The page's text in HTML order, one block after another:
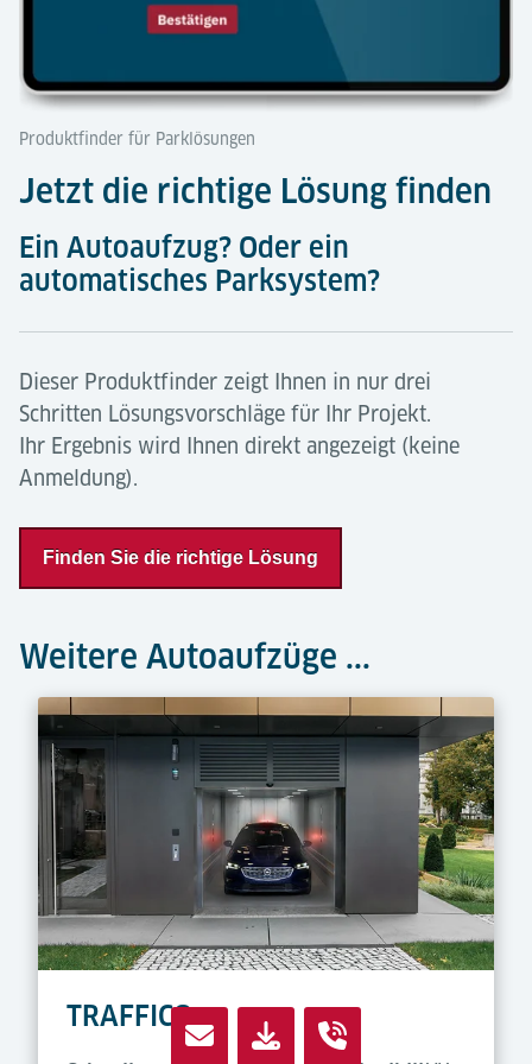
und des fehlenden Maschinenraums ist dieser
Autoaufzug einfach zu planen und platzsparend.
Gerade für die Schaffung von bis zu 20 Parkplätzen
Wegen seines fehlenden Maschinenraumes und der
geringen Tiefe der Grube lässt sich unser PEGASOS
Autoaufzug einfach planen und ist äußerst
platzsparend.
Produktfinder für Parklösungen
Jetzt die richtige Lösung finden
Ein Autoaufzug? Oder ein
automatisches Parksystem?
Dieser Produktfinder zeigt Ihnen in nur drei
Schritten Lösungsvorschläge für Ihr Projekt.
Ihr Ergebnis wird Ihnen direkt angezeigt (keine
Anmeldung).
Finden Sie die richtige Lösung
Weitere Autoaufzüge ...
TRAFFICO